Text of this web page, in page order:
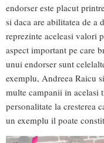
endorser este placut
si daca are abilitatea de a
reprezinte aceleasi valori
aspect important pe care
unui endorser sunt
exemplu, Andreea Raicu
multe campanii in acelasi
personalitate la cresterea
un exemplu il poate